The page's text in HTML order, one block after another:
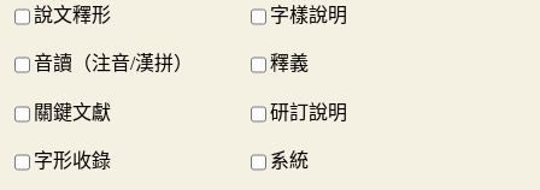
說文釋形 字樣說明
音讀（注音/漢拼） 釋義
關鍵文獻 研訂說明
字形收錄 系統